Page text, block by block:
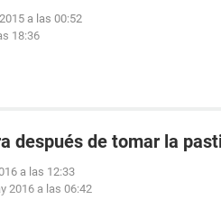
a las 00:52
18:36
después de tomar la
a las 12:33
2016 a las 06:42